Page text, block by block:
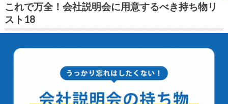
これで万全！会社説明会に用意するべき持ち物リ
スト18